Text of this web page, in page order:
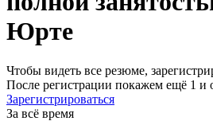
Юрте
Чтобы видеть все резюме,
После регистрации покажем ещё 1 и
Зарегистрироваться
За всё время